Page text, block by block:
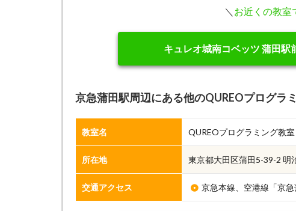
＼ お近くの教室
キュレオ城南コベッツ 蒲田駅
京急蒲田駅周辺にある他のQUREOプログラ
教室名 QUREOプログラミング教
所在地 東京都大田区蒲田5-39-2 明
交通アクセス 京急本線、空港線「京